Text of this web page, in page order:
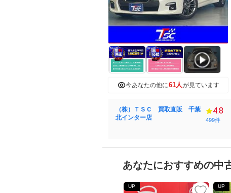
今あなたの他に61人が見ています
（株）ＴＳＣ 買取直販 千葉
北インター店
4.8
499件
あなたにおすすめの中
UP UP